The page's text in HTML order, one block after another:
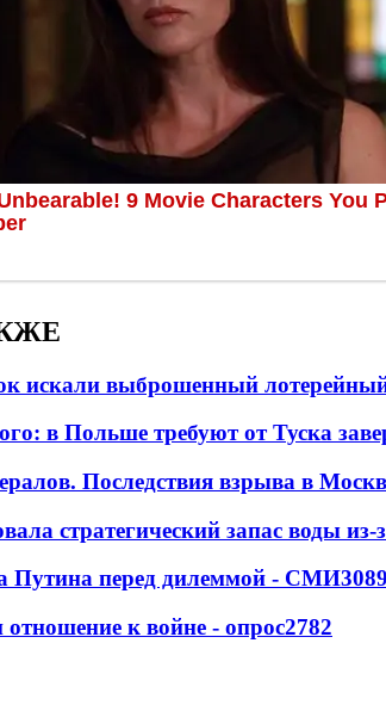
искали выброшенный
в Польше требуют от Туска
Последствия взрыва в
стратегический запас воды из-
Путина перед дилеммой - СМИ3089
отношение к войне - опрос2782